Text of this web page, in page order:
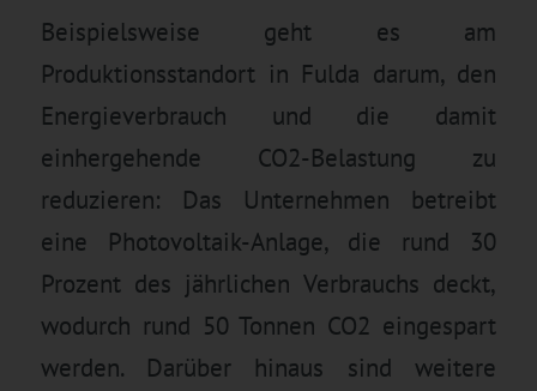
Beispielsweise geht es am
Produktionsstandort in Fulda darum, den
Energieverbrauch und die damit
einhergehende CO2-Belastung zu
reduzieren: Das Unternehmen betreibt
eine Photovoltaik-Anlage, die rund 30
Prozent des jährlichen Verbrauchs deckt,
wodurch rund 50 Tonnen CO2 eingespart
werden. Darüber hinaus sind weitere